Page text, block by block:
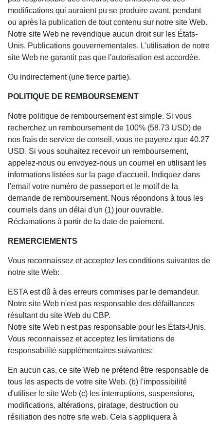
modifications qui auraient pu se produire avant, pendant
ou après la publication de tout contenu sur notre site Web.
Notre site Web ne revendique aucun droit sur les États-
Unis. Publications gouvernementales. L'utilisation de notre
site Web ne garantit pas que l'autorisation est accordée.
Ou indirectement (une tierce partie).
POLITIQUE DE REMBOURSEMENT
Notre politique de remboursement est simple. Si vous
recherchez un remboursement de 100% (58.73 USD) de
nos frais de service de conseil, vous ne payerez que 40.27
USD. Si vous souhaitez recevoir un remboursement,
appelez-nous ou envoyez-nous un courriel en utilisant les
informations listées sur la page d'accueil. Indiquez dans
l'email votre numéro de passeport et le motif de la
demande de remboursement. Nous répondons à tous les
courriels dans un délai d'un (1) jour ouvrable.
Réclamations à partir de la date de paiement.
REMERCIEMENTS
Vous reconnaissez et acceptez les conditions suivantes de
notre site Web:
ESTA est dû à des erreurs commises par le demandeur.
Notre site Web n'est pas responsable des défaillances
résultant du site Web du CBP.
Notre site Web n'est pas responsable pour les États-Unis.
Vous reconnaissez et acceptez les limitations de
responsabilité supplémentaires suivantes:
En aucun cas, ce site Web ne prétend être responsable de
tous les aspects de votre site Web. (b) l'impossibilité
d'utiliser le site Web (c) les interruptions, suspensions,
modifications, altérations, piratage, destruction ou
résiliation des notre site web. Cela s'appliquera à